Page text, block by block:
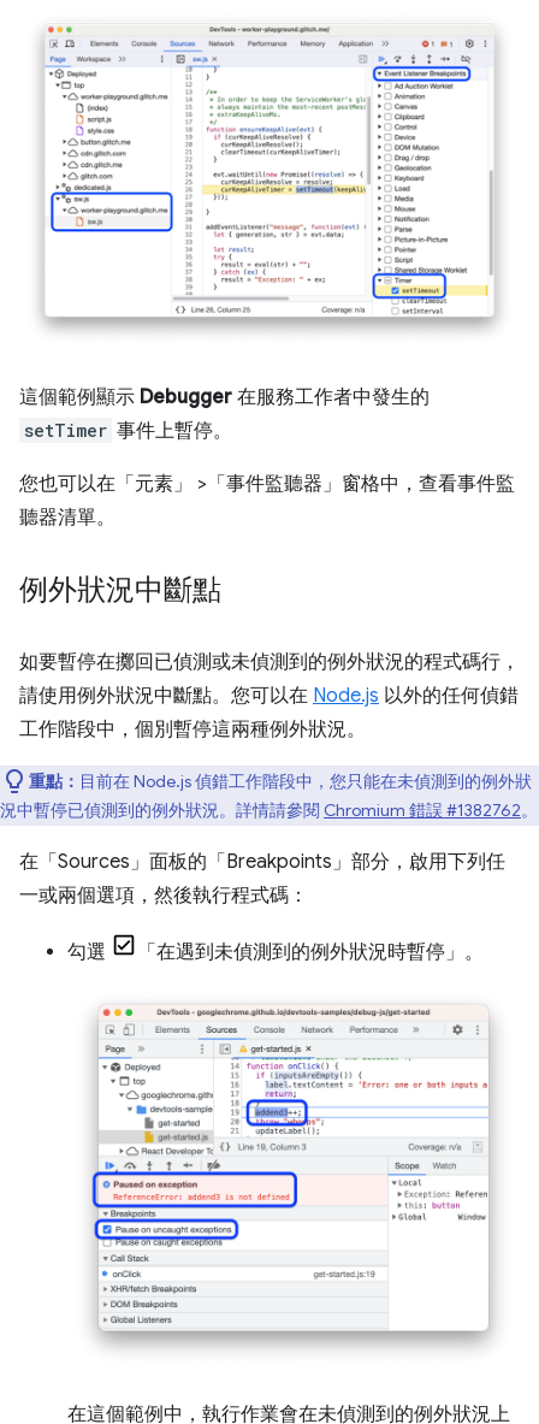
這個範例顯示 Debugger 在服務工作者中發生的
setTimer 事件上暫停。
您也可以在「元素」 >「事件監聽器」 窗格中，查看事件監
聽器清單。
例外狀況中斷點
如要暫停在擲回已偵測或未偵測到的例外狀況的程式碼行，
請使用例外狀況中斷點。您可以在 Node.js 以外的任何偵錯
工作階段中，個別暫停這兩種例外狀況。
重點： 目前在 Node.js 偵錯工作階段中，您只能在未偵測到的例外狀
況中暫停已偵測到的例外狀況。詳情請參閱 Chromium 錯誤 #1382762。
在「Sources」 面板的「Breakpoints」 部分，啟用下列任
一或兩個選項，然後執行程式碼：
勾選 「在遇到未偵測到的例外狀況時暫停」 。
在這個範例中，執行作業會在未偵測到的例外狀況上